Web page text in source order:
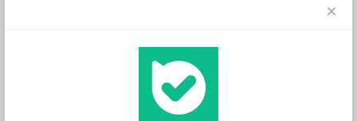
verify data path virtualization technologies Describe network
Layer 2 Layer 3 Wireless IP Services